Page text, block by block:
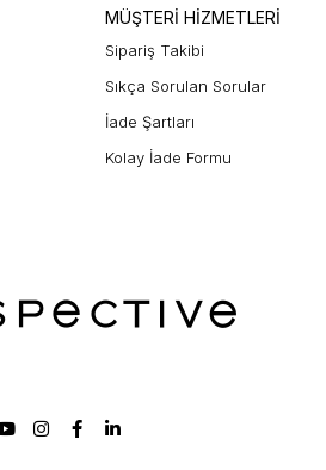
MÜŞTERİ HİZMETLERİ
Sipariş Takibi
Sıkça Sorulan Sorular
İade Şartları
Kolay İade Formu